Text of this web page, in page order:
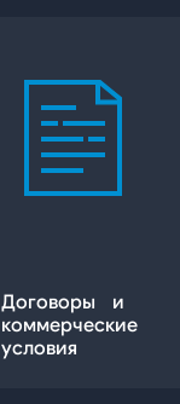
Договоры и
коммерческие
условия